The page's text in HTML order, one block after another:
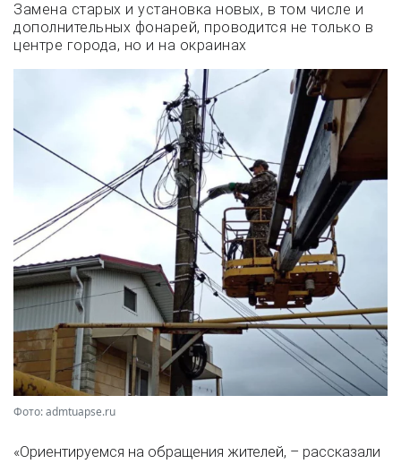
Замена старых и установка новых, в том числе и
дополнительных фонарей, проводится не только в
центре города, но и на окраинах
Фото: admtuapse.ru
«Ориентируемся на обращения жителей, – рассказали